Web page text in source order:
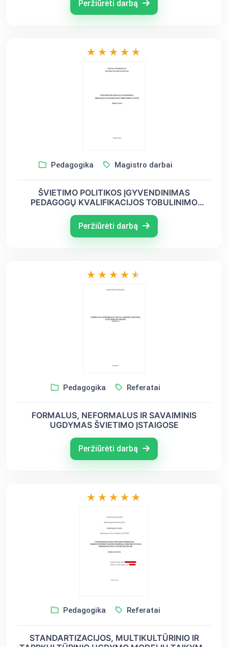
Peržiūrėti darbą
Pedagogika Magistro darbai
ŠVIETIMO POLITIKOS ĮGYVENDINIMAS
PEDAGOGŲ KVALIFIKACIJOS TOBULINIMO
Peržiūrėti darbą
Pedagogika Referatai
FORMALUS, NEFORMALUS IR SAVAIMINIS
UGDYMAS ŠVIETIMO ĮSTAIGOSE
Peržiūrėti darbą
Pedagogika Referatai
STANDARTIZACIJOS, MULTIKULTŪRINIO IR